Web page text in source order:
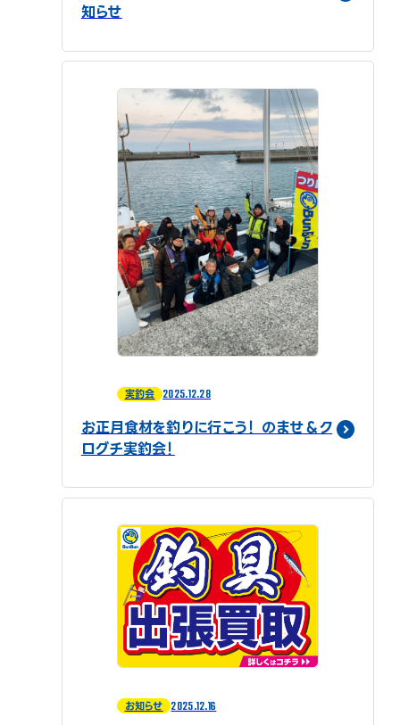
知らせ
実釣会 2025.12.28
お正月食材を釣りに行こう！ のませ＆ク
ログチ実釣会！
お知らせ 2025.12.16